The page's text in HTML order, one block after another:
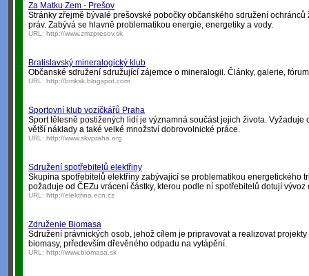
Za Matku Zem - Prešov
Stránky zřejmě bývalé prešovské pobočky občanského sdružení
práv. Zabývá se hlavně problematikou energie, energetiky a vody.
URL: http://www.zmzpresov.sk
Bratislavský mineralogický klub
Občanské sdružení sdružující zájemce o mineralogii. Články, galerie,
URL: http://bmksk.blogspot.com
Sportovní klub vozíčkářů Praha
Sport tělesně postižených lidí je významná součást jejich života. Vyžaduje
větší náklady a také velké množství dobrovolnické práce.
URL: http://www.skvpraha.org
Sdružení spotřebitelů elektřiny
Skupina spotřebitelů elektřiny zabývající se problematikou energetického
požaduje od ČEZu vrácení částky, kterou podle ní spotřebitelů dotují
URL: http://elektrina.ecn.cz
Združenie Biomasa
Sdružení právnických osob, jehož cílem je pripravovat a realizovat
biomasy, prředevším dřevěného odpadu na vytápění.
URL: http://www.biomasa.sk